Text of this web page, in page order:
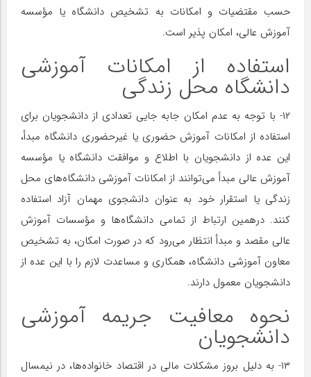
حسب مقتضیات و امکانات به تشخیص دانشگاه یا مؤسسه
آموزش عالی، امکان پذیر است.
استفاده از امکانات آموزشی
دانشگاه محل زندگی
۱۲- با توجه به عدم امکان جابه جایی تعدادی از دانشجویان برای
استفاده از امکانات آموزش حضوری یا غیرحضوری دانشگاه مبدأ،
این عده از دانشجویان با اطلاع و موافقت دانشگاه یا مؤسسه
آموزش عالی مبدأ می‌توانند از امکانات آموزشی دانشگاه‌های محل
زندگی یا استقرار خود به عنوان دانشجوی مهمان آزاد استفاده
کنند. درهمین ارتباط از تمامی دانشگاه‌ها و مؤسسات آموزش
عالی مقصد و مبدأ انتظار می‌رود که در صورت امکان، به تشخیص
معاون آموزشی دانشگاه، همکاری و مساعدت لازم را با این عده از
دانشجویان معمول دارند.
نحوه معافیت جریمه آموزشی
دانشجویان
۱۳- به دلیل بروز مشکلات مالی در اقتصاد خانواده‌ها، در نیمسال